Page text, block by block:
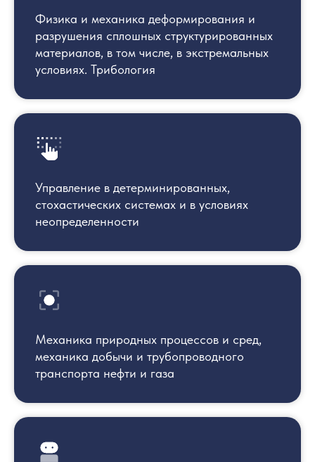
Физика и механика деформирования и
разрушения сплошных структурирован­ных
материалов, в том числе, в экстремальных
условиях. Трибология
Управление в детерминированных,
стохастических системах и в условиях
неопределенности
Механика природных процессов и сред,
механика добычи и трубопроводного
транспорта нефти и газа
Советы, комитеты и комиссии